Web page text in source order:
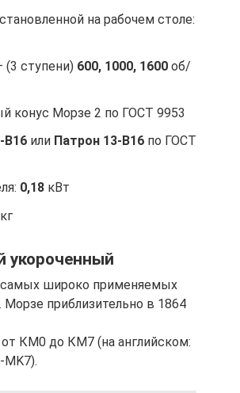
на рабочем столе:
ступени) 600, 1000, 1600 об/
конус Морзе 2 по ГОСТ 9953
В16или Патрон 13-В16по ГОСТ
0,18кВт
укороченный
самых широко применяемых
приблизительно в 1864
КМ0 до КМ7 (на английском: